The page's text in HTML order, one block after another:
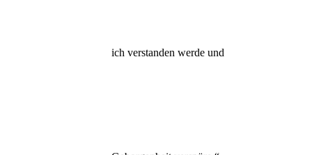
ich verstanden werde und